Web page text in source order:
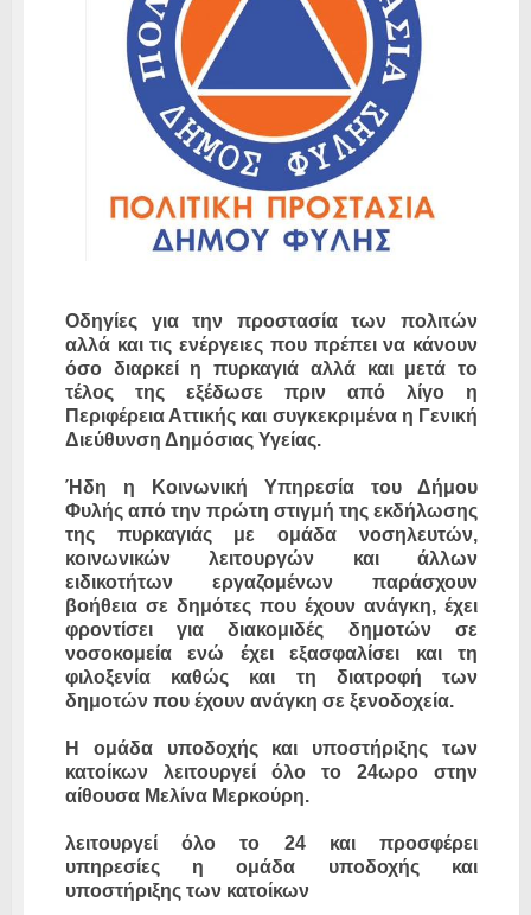
Οδηγίες για την προστασία των πολιτών
αλλά και τις ενέργειες που πρέπει να κάνουν
όσο διαρκεί η πυρκαγιά αλλά και μετά το
τέλος της εξέδωσε πριν από λίγο η
Περιφέρεια Αττικής και συγκεκριμένα η Γενική
Διεύθυνση Δημόσιας Υγείας.
Ήδη η Κοινωνική Υπηρεσία του Δήμου
Φυλής από την πρώτη στιγμή της εκδήλωσης
της πυρκαγιάς με ομάδα νοσηλευτών,
κοινωνικών λειτουργών και άλλων
ειδικοτήτων εργαζομένων παράσχουν
βοήθεια σε δημότες που έχουν ανάγκη, έχει
φροντίσει για διακομιδές δημοτών σε
νοσοκομεία ενώ έχει εξασφαλίσει και τη
φιλοξενία καθώς και τη διατροφή των
δημοτών που έχουν ανάγκη σε ξενοδοχεία.
Η ομάδα υποδοχής και υποστήριξης των
κατοίκων λειτουργεί όλο το 24ωρο στην
αίθουσα Μελίνα Μερκούρη.
λειτουργεί όλο το 24 και προσφέρει
υπηρεσίες η ομάδα υποδοχής και
υποστήριξης των κατοίκων